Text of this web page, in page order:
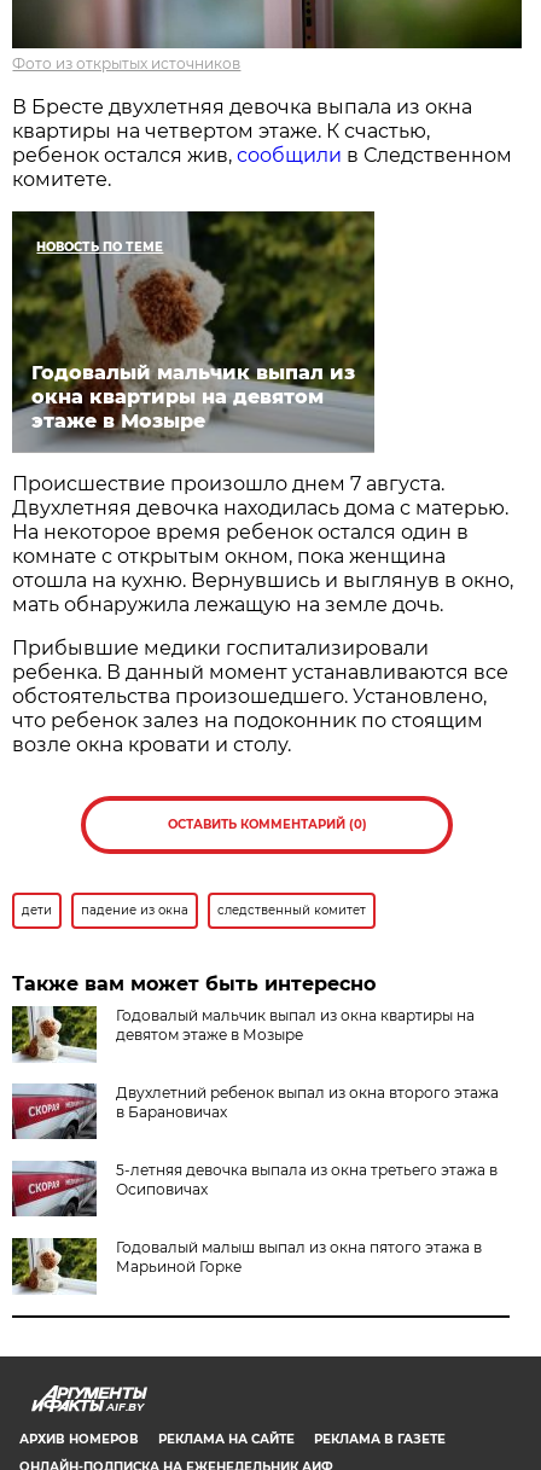
Фото из открытых источников
В Бресте двухлетняя девочка выпала из окна
квартиры на четвертом этаже. К счастью,
ребенок остался жив,сообщили в Следственном
комитете.
НОВОСТЬ ПО ТЕМЕ
Годовалый мальчик выпал из
окна квартиры на девятом
этаже в Мозыре
Происшествие произошло днем 7 августа.
Двухлетняя девочка находилась дома с матерью.
На некоторое время ребенок остался один в
комнате с открытым окном, пока женщина
отошла на кухню. Вернувшись и выглянув в окно,
мать обнаружила лежащую на земле дочь.
Прибывшие медики госпитализировали
ребенка. В данный момент устанавливаются все
обстоятельства произошедшего. Установлено,
что ребенок залез на подоконник по стоящим
возле окна кровати и столу.
ОСТАВИТЬ КОММЕНТАРИЙ (0)
дети падение из окна следственный комитет
Также вам может быть интересно
Годовалый мальчик выпал из окна квартиры на
девятом этаже в Мозыре
Двухлетний ребенок выпал из окна второго этажа
в Барановичах
5-летняя девочка выпала из окна третьего этажа в
Осиповичах
Годовалый малыш выпал из окна пятого этажа в
Марьиной Горке
AIF.BY
АРХИВ НОМЕРОВ РЕКЛАМА НА САЙТЕ
РЕКЛАМА В ГАЗЕТЕ
ОНЛАЙН-ПОДПИСКА НА ЕЖЕНЕДЕЛЬНИК АИФ